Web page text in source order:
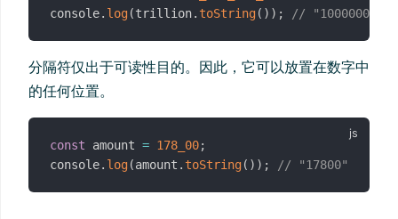
console. log(trillion. toString( ) ) ; //
分隔符仅出于可读性目的。因此，它可以放置在数字中
的任何位置。
const amount = 178_00;
console. log(amount . toString( ) ) ; // "17800"